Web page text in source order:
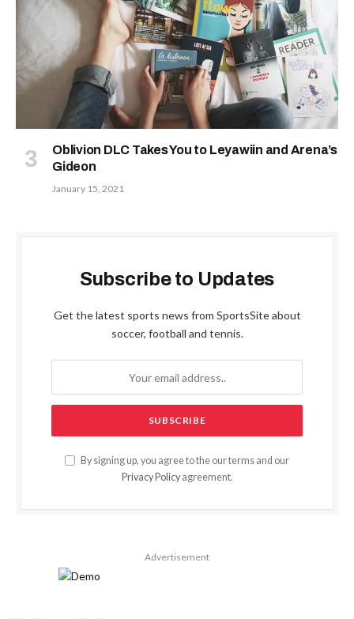
Oblivion DLC Takes You to Leyawiin and Arena’s
Gideon
January 15, 2021
Subscribe to Updates
Get the latest sports news from SportsSite about
soccer, football and tennis.
By signing up, you agree to the our terms and our
Privacy Policyagreement.
Advertisement